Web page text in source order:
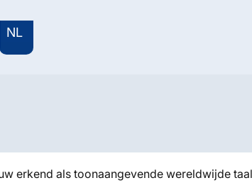
NL
erkend als toonaangevende wereldwijde